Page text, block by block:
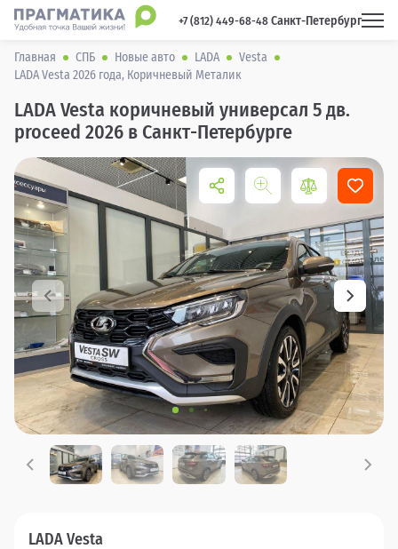
+7 (812) 449-68-48 Санкт-Петербург
Главная СПБ Новые авто LADA
Vesta
LADA Vesta 2026 года, Коричневый Металик
LADA Vesta коричневый универсал 5 дв.
proceed 2026 в Санкт-Петербурге
LADA Vesta